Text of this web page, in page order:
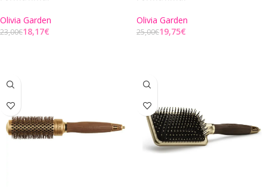
Olivia Garden
23,00€18,17€
Olivia Garden
25,00€19,75€